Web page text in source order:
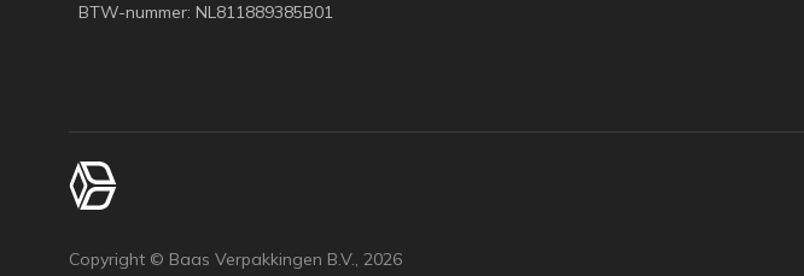
BTW-nummer: NL811889385B01
Copyright © Baas Verpakkingen B.V., 2026